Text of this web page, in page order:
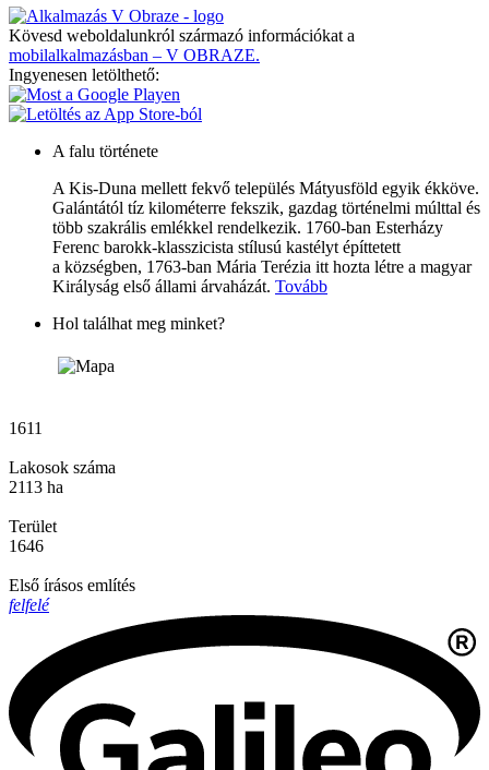
Kövesd weboldalunkról származó információkat a
mobilalkalmazásban – V OBRAZE.
Ingyenesen letölthető:
A falu története
A Kis-Duna mellett fekvő település Mátyusföld egyik ékköve.
Galántától tíz kilométerre fekszik, gazdag történelmi múlttal és
több szakrális emlékkel rendelkezik. 1760-ban Esterházy
Ferenc barokk-klasszicista stílusú kastélyt építtetett
a községben, 1763-ban Mária Terézia itt hozta létre a magyar
Királyság első állami árvaházát. Tovább
Hol találhat meg minket?
1611
Lakosok száma
2113 ha
Terület
1646
Első írásos említés
felfelé